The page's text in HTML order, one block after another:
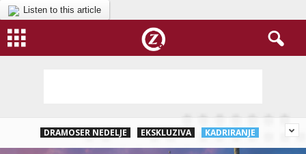
Listen to this article
DRAMOSER NEDELJE EKSKLUZIVA KADRIRANJE